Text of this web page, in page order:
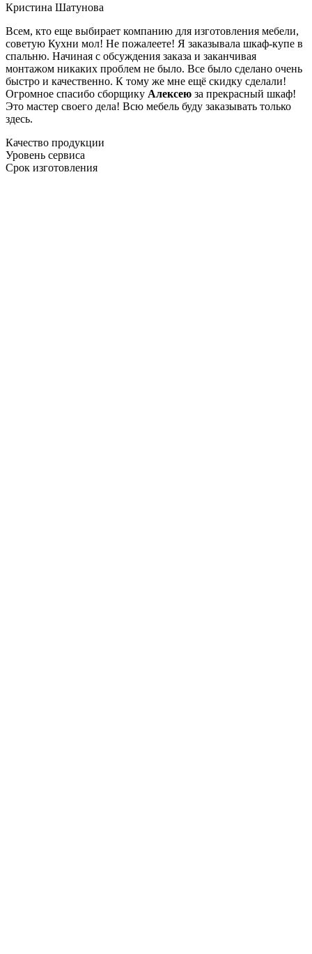
Кристина Шатунова
Всем, кто еще выбирает компанию для изготовления мебели,
советую Кухни мол! Не пожалеете! Я заказывала шкаф-купе в
спальню. Начиная с обсуждения заказа и заканчивая
монтажом никаких проблем не было. Все было сделано очень
быстро и качественно. К тому же мне ещё скидку сделали!
Огромное спасибо сборщику Алексею за прекрасный шкаф!
Это мастер своего дела! Всю мебель буду заказывать только
здесь.
Качество продукции
Уровень сервиса
Срок изготовления